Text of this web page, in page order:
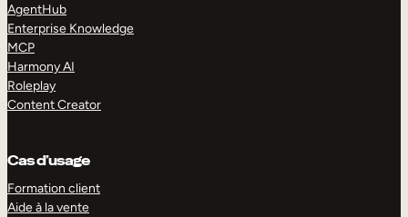
AgentHub
Enterprise Knowledge
MCP
Harmony AI
Roleplay
Content Creator
Cas d’usage
Formation client
Aide à la vente